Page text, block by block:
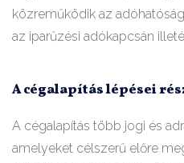
közreműködik az
az iparűzési adókapcsán
A cégalapítás lépései
A cégalapítás több jogi és
amelyeket célszerű előre